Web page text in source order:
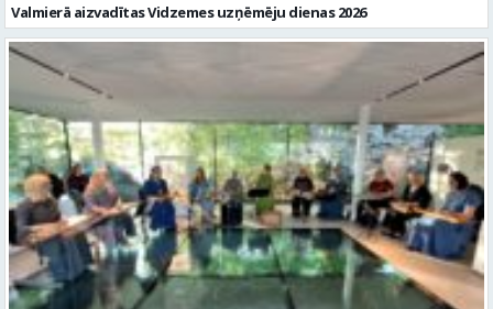
Valmierā aizvadītas Vidzemes uzņēmēju dienas 2026